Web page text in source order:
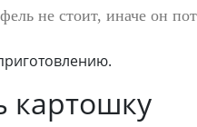
не стоит, иначе он
картошку